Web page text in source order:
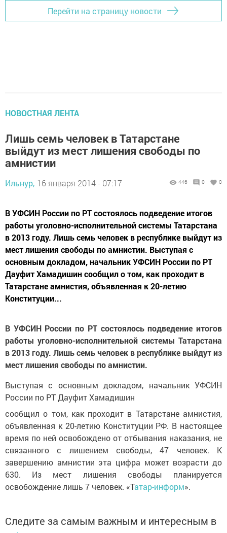
Перейти на страницу новости
НОВОСТНАЯ ЛЕНТА
Лишь семь человек в Татарстане
выйдут из мест лишения свободы по
амнистии
Ильнур, 16 января 2014 - 07:17 446 0 0
В УФСИН России по РТ состоялось подведение итогов
работы уголовно-исполнительной системы Татарстана
в 2013 году. Лишь семь человек в республике выйдут из
мест лишения свободы по амнистии. Выступая с
основным докладом, начальник УФСИН России по РТ
Дауфит Хамадишин сообщил о том, как проходит в
Татарстане амнистия, объявленная к 20-летию
Конституции...
В УФСИН России по РТ состоялось подведение итогов
работы уголовно-исполнительной системы Татарстана
в 2013 году. Лишь семь человек в республике выйдут из
мест лишения свободы по амнистии.
Выступая с основным докладом, начальник УФСИН
России по РТ Дауфит Хамадишин
сообщил о том, как проходит в Татарстане амнистия,
объявленная к 20-летию Конституции РФ. В настоящее
время по ней освобождено от отбывания наказания, не
связанного с лишением свободы, 47 человек. К
завершению амнистии эта цифра может возрасти до
630. Из мест лишения свободы планируется
освобождение лишь 7 человек. «Татар-информ».
Следите за самым важным и интересным в